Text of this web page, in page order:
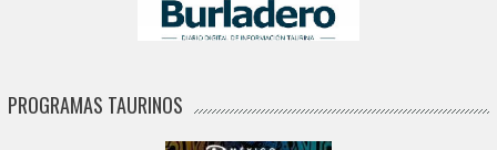
PROGRAMAS TAURINOS